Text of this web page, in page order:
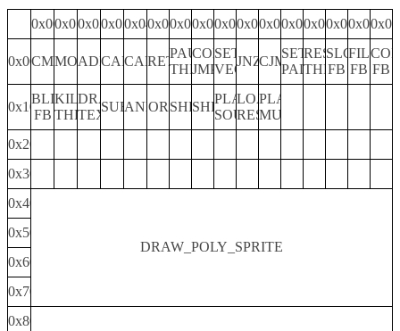
0x000x010x020x030x040x050x060x070x080x090x0A0x0B0x0C0x0D0x0E0x0F
0x00CMOV
MOVADDCADDCALLRET
PAUSE
THRD
COND
JMP
SET
VECT
JNZCJMP
SET
PAL
RESET
THRD
SLCT
FB
FILL
FB FB
0x10
BLIT
FB
KILL
THRD
DRAW
TEXT
SUBANDOR SHLSHR
PLAY
SOUND
LOAD
RESC
PLAY
MUSIC
0x20
0x30
0x40
DRAW_POLY_SPRITE
0x50
0x60
0x70
0x80